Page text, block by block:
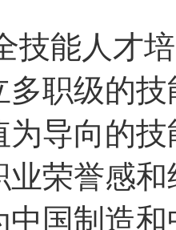
技能人才
多职级的
为导向的
业荣誉感
中国制造